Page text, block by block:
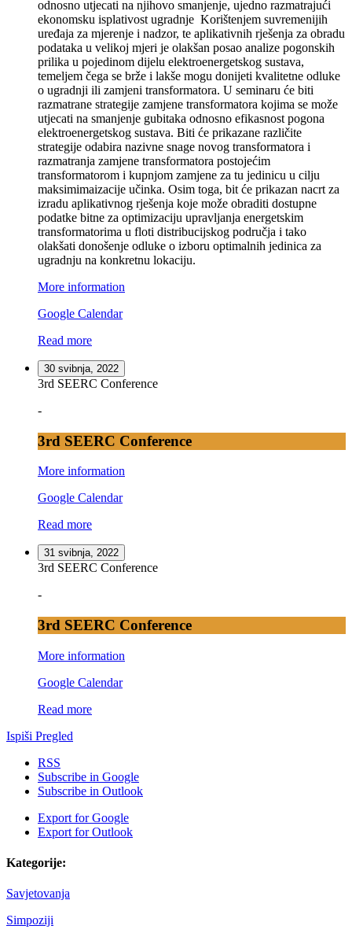
odnosno utjecati na njihovo smanjenje, ujedno razmatrajući
ekonomsku isplativost ugradnje Korištenjem suvremenijih
uređaja za mjerenje i nadzor, te aplikativnih rješenja za obradu
podataka u velikoj mjeri je olakšan posao analize pogonskih
prilika u pojedinom dijelu elektroenergetskog sustava,
temeljem čega se brže i lakše mogu donijeti kvalitetne odluke
o ugradnji ili zamjeni transformatora. U seminaru će biti
razmatrane strategije zamjene transformatora kojima se može
utjecati na smanjenje gubitaka odnosno efikasnost pogona
elektroenergetskog sustava. Biti će prikazane različite
strategije odabira nazivne snage novog transformatora i
razmatranja zamjene transformatora postojećim
transformatorom i kupnjom zamjene za tu jedinicu u cilju
maksimimaizacije učinka. Osim toga, bit će prikazan nacrt za
izradu aplikativnog rješenja koje može obraditi dostupne
podatke bitne za optimizaciju upravljanja energetskim
transformatorima u floti distribucijskog područja i tako
olakšati donošenje odluke o izboru optimalnih jedinica za
ugradnju na konkretnu lokaciju.
More information
Google Calendar
Read more
30 svibnja, 2022
3rd SEERC Conference
-
3rd SEERC Conference
More information
Google Calendar
Read more
31 svibnja, 2022
3rd SEERC Conference
-
3rd SEERC Conference
More information
Google Calendar
Read more
Ispiši Pregled
RSS
Subscribe in Google
Subscribe in Outlook
Export forGoogle
Export forOutlook
Kategorije:
Savjetovanja
Simpoziji